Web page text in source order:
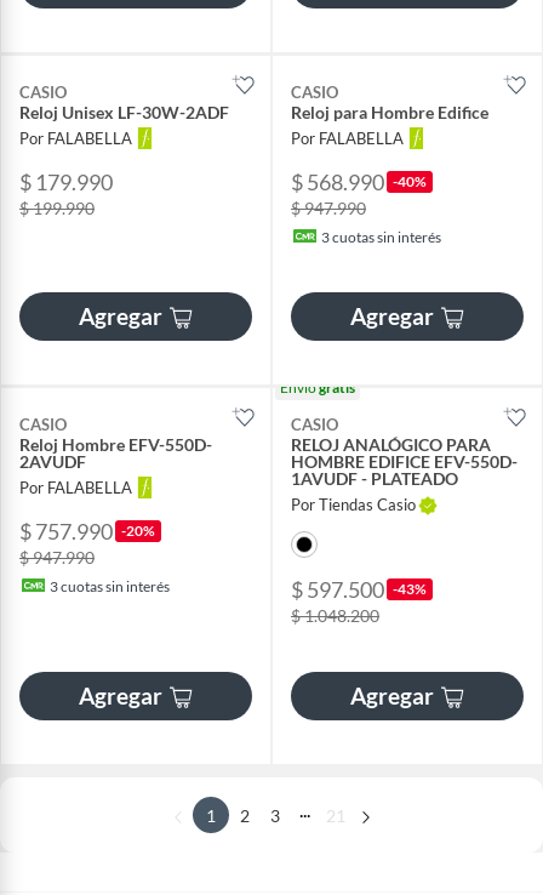
CASIO
Reloj Unisex LF-30W-2ADF
Por FALABELLA
$ 179.990
$ 199.990
Agregar
CASIO
Reloj para Hombre Edifice
Por FALABELLA
$ 568.990 -40%
$ 947.990
3cuotas sin interés
Agregar
CASIO
Reloj Hombre EFV-550D-
2AVUDF
Por FALABELLA
$ 757.990 -20%
$ 947.990
3cuotas sin interés
Agregar
Envíogratis
CASIO
RELOJ ANALÓGICO PARA
HOMBRE EDIFICE EFV-550D-
1AVUDF - PLATEADO
Por Tiendas Casio
$ 597.500 -43%
$ 1.048.200
Agregar
1 2 3 ... 21